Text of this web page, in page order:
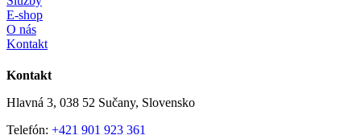
E-shop
O nás
Kontakt
Kontakt
Hlavná 3, 038 52 Sučany, Slovensko
Telefón: +421 901 923 361